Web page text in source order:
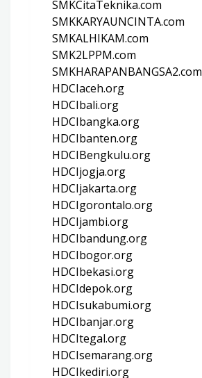
SMKCitaTeknika.com
SMKKARYAUNCINTA.com
SMKALHIKAM.com
SMK2LPPM.com
SMKHARAPANBANGSA2.com
HDCIaceh.org
HDCIbali.org
HDCIbangka.org
HDCIbanten.org
HDCIBengkulu.org
HDCIjogja.org
HDCIjakarta.org
HDCIgorontalo.org
HDCIjambi.org
HDCIbandung.org
HDCIbogor.org
HDCIbekasi.org
HDCIdepok.org
HDCIsukabumi.org
HDCIbanjar.org
HDCItegal.org
HDCIsemarang.org
HDCIkediri.org